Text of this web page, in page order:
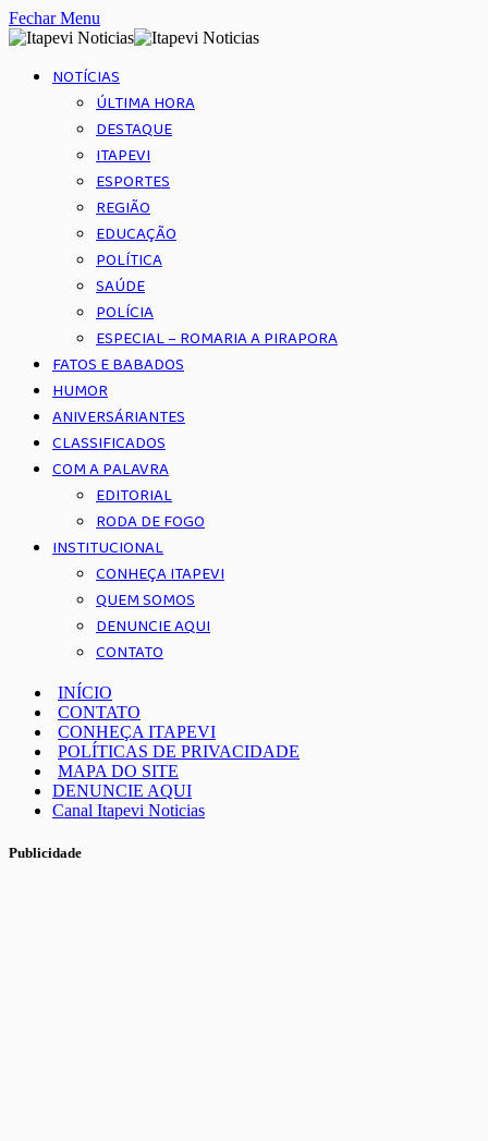
Fechar Menu
NOTÍCIAS
ÚLTIMA HORA
DESTAQUE
ITAPEVI
ESPORTES
REGIÃO
EDUCAÇÃO
POLÍTICA
SAÚDE
POLÍCIA
ESPECIAL – ROMARIA A PIRAPORA
FATOS E BABADOS
HUMOR
ANIVERSÁRIANTES
CLASSIFICADOS
COM A PALAVRA
EDITORIAL
RODA DE FOGO
INSTITUCIONAL
CONHEÇA ITAPEVI
QUEM SOMOS
DENUNCIE AQUI
CONTATO
INÍCIO
CONTATO
CONHEÇA ITAPEVI
POLÍTICAS DE PRIVACIDADE
MAPA DO SITE
DENUNCIE AQUI
Canal Itapevi Noticias
Publicidade